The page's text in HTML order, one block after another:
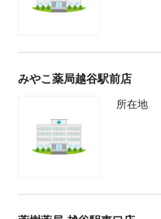
みやこ薬局越谷駅前店
所在地